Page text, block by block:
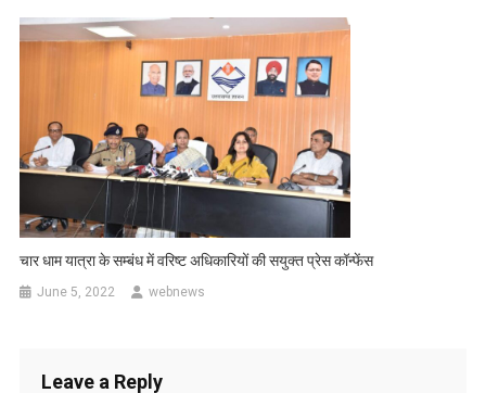
चार धाम यात्रा के सम्बंध में वरिष्ट अधिकारियों की सयुक्त प्रेस कॉन्फेंस
June 5, 2022 webnews
Leave a Reply